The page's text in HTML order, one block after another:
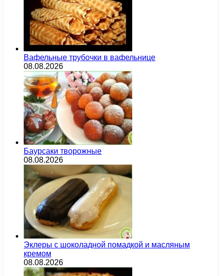
Вафельные трубочки в вафельнице
08.08.2026
Баурсаки творожные
08.08.2026
Эклеры с шоколадной помадкой и масляным
кремом
08.08.2026